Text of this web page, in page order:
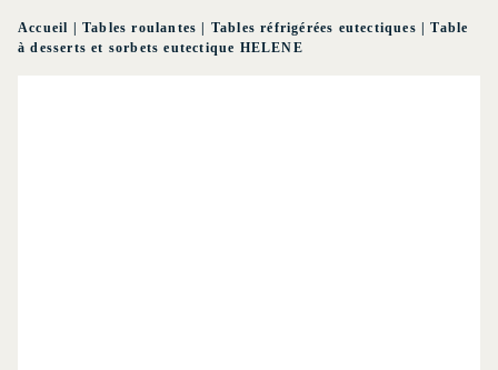
Accueil |Tables roulantes Tables réfrigérées eutectiques |Table
à desserts et sorbets eutectique HELENE